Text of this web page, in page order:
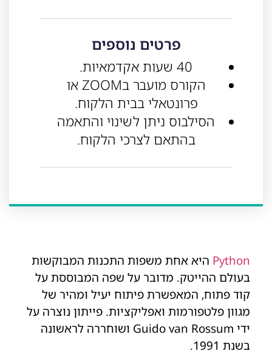
פרטים נוספים
40 שעות אקדמאיות.
הקורס מועבר בZOOM או
פרונטאלי בבית הלקוח.
הסילבוס ניתן לשינוי והתאמה
בהתאם לצרכי הלקוח.
Python היא אחת משפות התכנות המבוקשות
בעולם ההייטק. מדובר על שפה המבוססת על
קוד פתוח, המאפשרת פיתוח יעיל ומהיר של
מגוון פלטפורמות ואפליקציות. פייתון נוצרה על
ידי Guido van Rossum ושוחררה לראשונה
בשנת 1991.